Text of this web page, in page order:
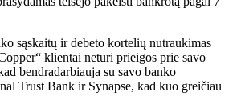
sąskaitų ir debeto kortelių nutraukimas
klientai neturi prieigos prie savo
bendradarbiauja su savo banko
Trust Bank ir Synapse, kad kuo greičiau